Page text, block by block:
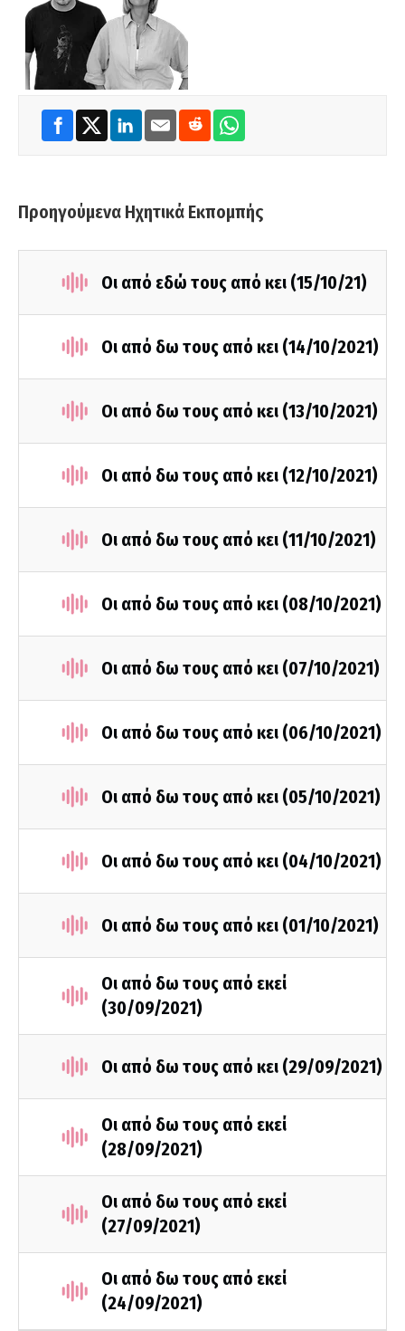
Προηγούμενα Ηχητικά Εκπομπής
Οι από εδώ τους από κει (15/10/21)
Οι από δω τους από κει (14/10/2021)
Οι από δω τους από κει (13/10/2021)
Οι από δω τους από κει (12/10/2021)
Οι από δω τους από κει (11/10/2021)
Οι από δω τους από κει (08/10/2021)
Οι από δω τους από κει (07/10/2021)
Οι από δω τους από κει (06/10/2021)
Οι από δω τους από κει (05/10/2021)
Οι από δω τους από κει (04/10/2021)
Οι από δω τους από κει (01/10/2021)
Οι από δω τους από εκεί
(30/09/2021)
Οι από δω τους από κει (29/09/2021)
Οι από δω τους από εκεί
(28/09/2021)
Οι από δω τους από εκεί
(27/09/2021)
Οι από δω τους από εκεί
(24/09/2021)